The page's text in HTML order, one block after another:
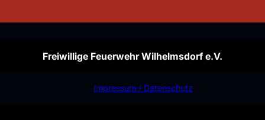
Freiwillige Feuerwehr Wilhelmsdorf e.V.
Impressum / Datenschutz